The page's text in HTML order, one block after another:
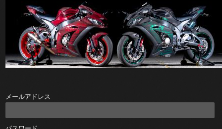
メールアドレス